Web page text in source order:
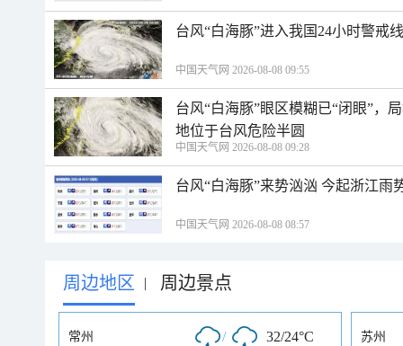
台风“白海豚”进入我国24小时警戒
中国天气网 2026-08-08 09:55
台风“白海豚”眼区模糊已“闭眼”，
地位于台风危险半圆
中国天气网 2026-08-08 09:28
台风“白海豚”来势汹汹 今起浙江雨
中国天气网 2026-08-08 08:57
周边地区 | 周边景点
常州 / 32/24°C 苏州